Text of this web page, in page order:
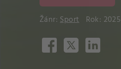
Žánr:Sport Rok: 2025